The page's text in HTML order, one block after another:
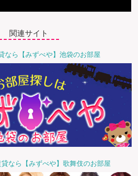
関連サイト
なら【みずべや】池袋のお部屋
なら【みずべや】歌舞伎のお部屋